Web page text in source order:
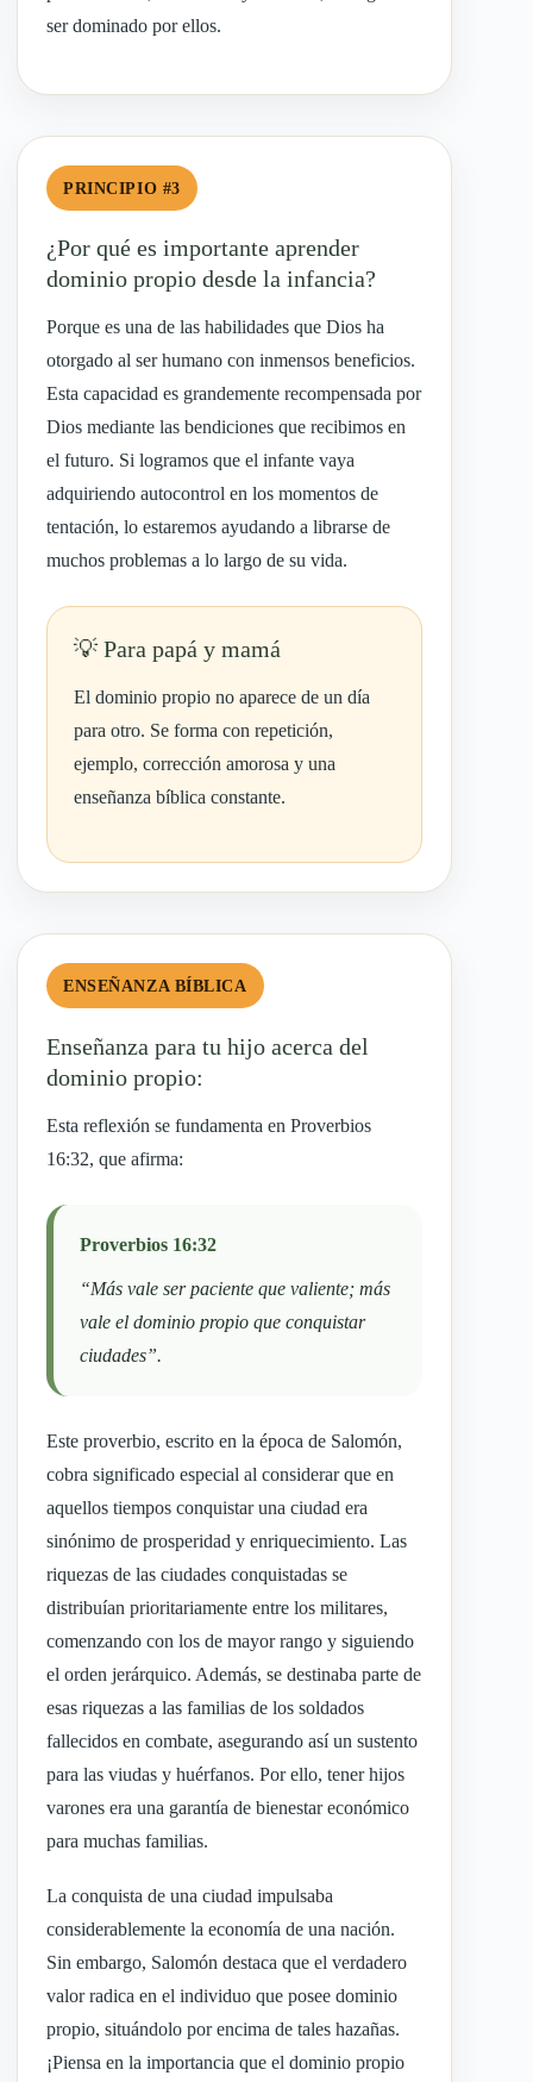
ser dominado por ellos.
PRINCIPIO #3
¿Por qué es importante aprender
dominio propio desde la infancia?
Porque es una de las habilidades que Dios ha
otorgado al ser humano con inmensos beneficios.
Esta capacidad es grandemente recompensada por
Dios mediante las bendiciones que recibimos en
el futuro. Si logramos que el infante vaya
adquiriendo autocontrol en los momentos de
tentación, lo estaremos ayudando a librarse de
muchos problemas a lo largo de su vida.
Para papá y mamá
El dominio propio no aparece de un día
para otro. Se forma con repetición,
ejemplo, corrección amorosa y una
enseñanza bíblica constante.
ENSEÑANZA BÍBLICA
Enseñanza para tu hijo acerca del
dominio propio:
Esta reflexión se fundamenta en Proverbios
16:32, que afirma:
Proverbios 16:32
“Más vale ser paciente que valiente; más
vale el dominio propio que conquistar
ciudades”.
Este proverbio, escrito en la época de Salomón,
cobra significado especial al considerar que en
aquellos tiempos conquistar una ciudad era
sinónimo de prosperidad y enriquecimiento. Las
riquezas de las ciudades conquistadas se
distribuían prioritariamente entre los militares,
comenzando con los de mayor rango y siguiendo
el orden jerárquico. Además, se destinaba parte de
esas riquezas a las familias de los soldados
fallecidos en combate, asegurando así un sustento
para las viudas y huérfanos. Por ello, tener hijos
varones era una garantía de bienestar económico
para muchas familias.
La conquista de una ciudad impulsaba
considerablemente la economía de una nación.
Sin embargo, Salomón destaca que el verdadero
valor radica en el individuo que posee dominio
propio, situándolo por encima de tales hazañas.
¡Piensa en la importancia que el dominio propio